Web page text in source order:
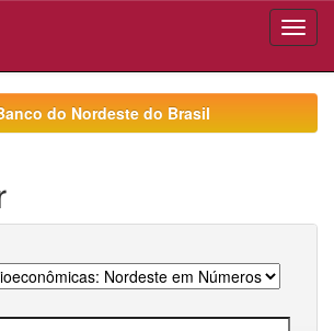
do Nordeste do Brasil